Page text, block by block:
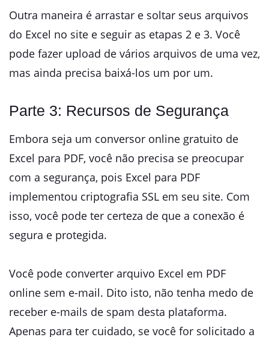
Outra maneira é arrastar e soltar seus arquivos
do Excel no site e seguir as etapas 2 e 3. Você
pode fazer upload de vários arquivos de uma vez,
mas ainda precisa baixá-los um por um.
Parte 3: Recursos de Segurança
Embora seja um conversor online gratuito de
Excel para PDF, você não precisa se preocupar
com a segurança, pois Excel para PDF
implementou criptografia SSL em seu site. Com
isso, você pode ter certeza de que a conexão é
segura e protegida.
Você pode converter arquivo Excel em PDF
online sem e-mail. Dito isto, não tenha medo de
receber e-mails de spam desta plataforma.
Apenas para ter cuidado, se você for solicitado a